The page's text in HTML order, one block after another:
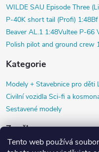
Tento web používá
WILDE SAU Episode Three
P-40K short tail (Profi) 1:48
Beaver AL.1 1:48Vultee P-66
Polish pilot and ground crew
Kategorie
Modely + Stavebnice pro děti
Civilní vozidla Sci-fi a
Sestavené modely
Značky
Airfix Black Dog Copper